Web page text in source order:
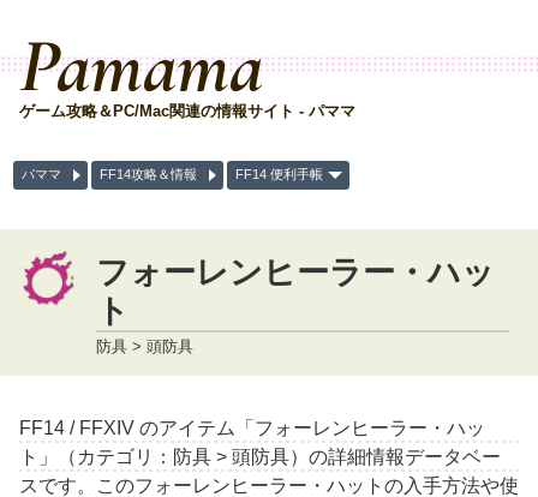
Pamama
ゲーム攻略＆PC/Mac関連の情報サイト - パママ
パママ FF14攻略＆情報 FF14 便利手帳
フォーレンヒーラー・ハッ
ト
防具 > 頭防具
FF14 / FFXIV のアイテム「フォーレンヒーラー・ハッ
ト」（カテゴリ：防具 > 頭防具）の詳細情報データベー
スです。このフォーレンヒーラー・ハットの入手方法や使